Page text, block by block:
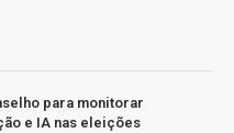
para monitorar
e IA nas eleições